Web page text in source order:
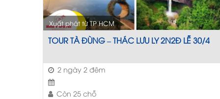
TOUR TÀ ĐÙNG – THÁC LƯU LY 2N2Đ LỄ 30/4
Xuất phát từ TP HCM
2 ngày 2 đêm
Còn 25 chỗ